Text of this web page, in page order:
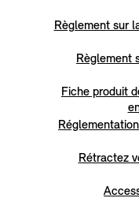
Règlement sur
Règlement
Fiche produit
Rétractez